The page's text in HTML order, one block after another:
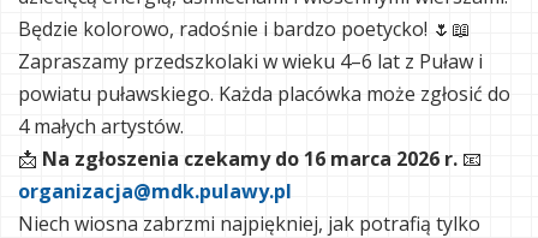
Będzie kolorowo, radośnie i bardzo poetycko! 🌷📖
Zapraszamy przedszkolaki w wieku 4–6 lat z Puław i
powiatu puławskiego. Każda placówka może zgłosić do
4 małych artystów.
📩 Na zgłoszenia czekamy do 16 marca 2026 r. 📧
organizacja@mdk.pulawy.pl
Niech wiosna zabrzmi najpiękniej, jak potrafią tylko